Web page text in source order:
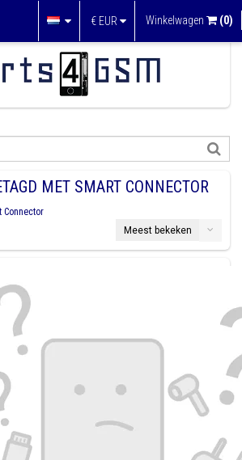
€ EUR Winkelwagen (0)
MET SMART CONNECTOR
Connector
Meest bekeken